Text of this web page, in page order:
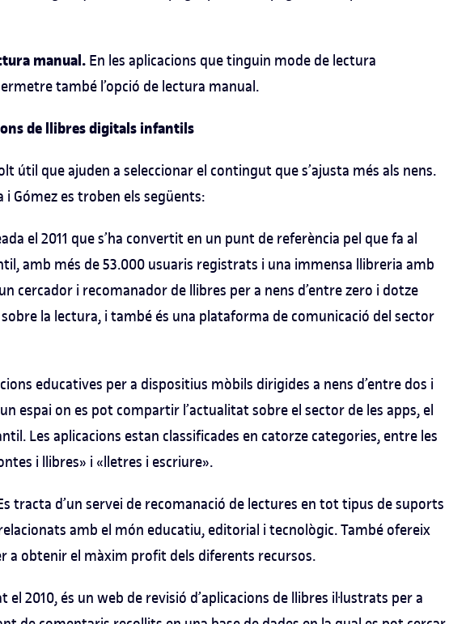
manual. En les aplicacions que tinguin mode de lectura
també l’opció de lectura manual.
de llibres digitals infantils
útil que ajuden a seleccionar el contingut que s’ajusta més als nens.
i Gómez es troben els següents:
el 2011 que s’ha convertit en un punt de referència pel que fa al
amb més de 53.000 usuaris registrats i una immensa llibreria amb
cercador i recomanador de llibres per a nens d’entre zero i dotze
la lectura, i també és una plataforma de comunicació del sector
educatives per a dispositius mòbils dirigides a nens d’entre dos i
espai on es pot compartir l’actualitat sobre el sector de les apps, el
Les aplicacions estan classificades en catorze categories, entre les
i llibres» i «lletres i escriure».
tracta d’un servei de recomanació de lectures en tot tipus de suports
amb el món educatiu, editorial i tecnològic. També ofereix
a obtenir el màxim profit dels diferents recursos.
el 2010, és un web de revisió d’aplicacions de llibres il·lustrats per a